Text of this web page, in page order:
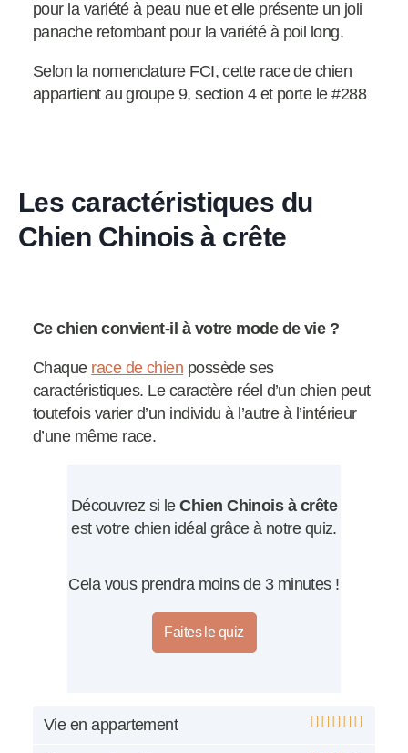
pour la variété à peau nue et elle présente un joli
panache retombant pour la variété à poil long.
Selon la nomenclature FCI, cette race de chien
appartient au groupe 9, section 4 et porte le #288
Les caractéristiques du
Chien Chinois à crête
Ce chien convient-il à votre mode de vie ?
Chaque race de chien possède ses
caractéristiques. Le caractère réel d’un chien peut
toutefois varier d’un individu à l’autre à l’intérieur
d’une même race.
Découvrez si leChien Chinois à crête
est votre chien idéal grâce à notre quiz.
Cela vous prendra moins de 3 minutes !
Faites le quiz
Vie en appartement